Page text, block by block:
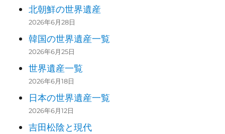
北朝鮮の世界遺産
2026年6月28日
韓国の世界遺産一覧
2026年6月25日
世界遺産一覧
2026年6月18日
日本の世界遺産一覧
2026年6月12日
吉田松陰と現代